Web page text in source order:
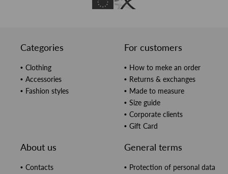
Categories
Clothing
Accessories
Fashion styles
For customers
How to meke an order
Returns & exchanges
Made to measure
Size guide
Corporate clients
Gift Card
About us
Contacts
General terms
Protection of personal data